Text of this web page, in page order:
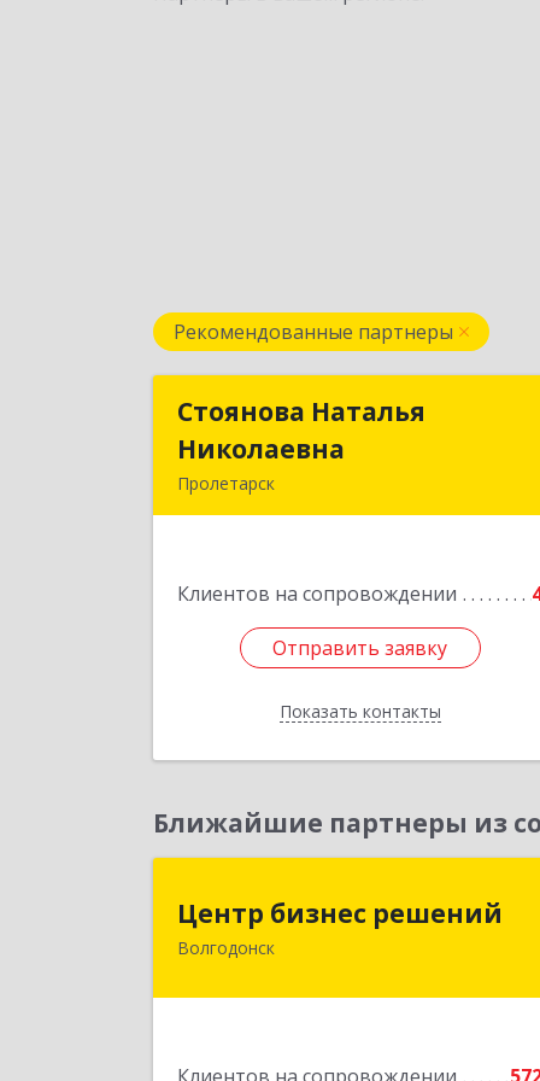
Рекомендованные партнеры
Стоянова Наталья
Николаевна
Пролетарск
Клиентов на сопровождении
Отправить заявку
Показать контакты
Стоянова Наталья
Отправить заявку
Назад
Ближайшие партнеры из
Центр бизнес решений
Волгодонск
Центр бизнес решений
347375, Ростовская обл, Волгодонск г,